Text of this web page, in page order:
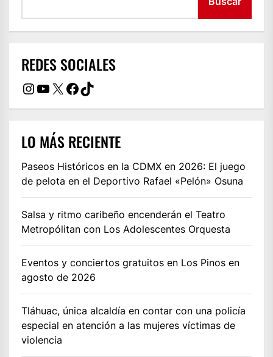
REDES SOCIALES
Instagram
YouTube
X Facebook
TikTok
LO MÁS RECIENTE
Paseos Históricos en la CDMX en 2026: El juego
de pelota en el Deportivo Rafael «Pelón» Osuna
Salsa y ritmo caribeño encenderán el Teatro
Metropólitan con Los Adolescentes Orquesta
Eventos y conciertos gratuitos en Los Pinos en
agosto de 2026
Tláhuac, única alcaldía en contar con una policía
especial en atención a las mujeres víctimas de
violencia